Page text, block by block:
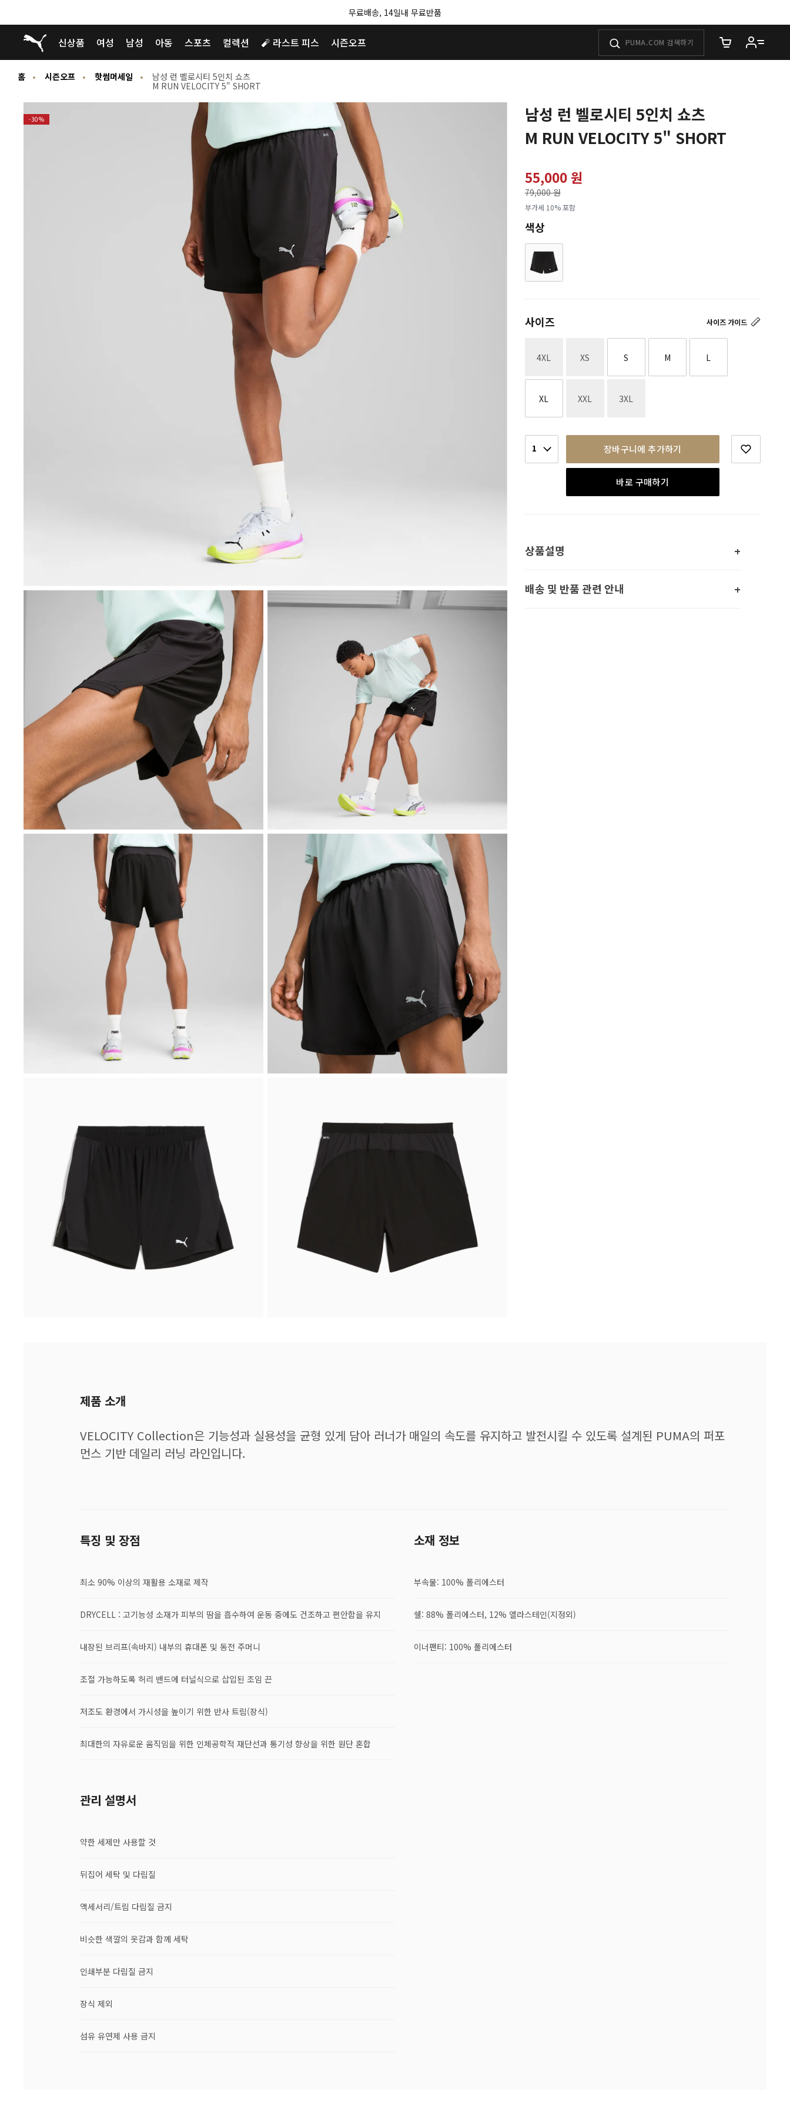
무료배송, 14일내 무료반품
푸마 홈
신상품 여성 남성 아동 스포츠 컬렉션 🧨 라스트 피스 시즌오프 장바구니에 담은
홈 시즌오프 핫썸머세일
남성 런 벨로시티 5인치 쇼츠
M RUN VELOCITY 5" SHORT
-30%
남성 런 벨로시티 5인치 쇼츠
M RUN VELOCITY 5" SHORT
55,000 원
79,000 원
로
부가세 10% 포함
색상
사이즈 가이드
사이즈
4XL 재고없음XS S M L
XL XXL 재고없음3XL
1 장바구니에 추가하기
바로 구매하기
상품설명
배송 및 반품 관련 안내
제품 소개
VELOCITY Collection은 기능성과 실용성을 균형 있게 담아 러너가 매일의 속도를 유지하고 발전시킬 수 있도록 설계된 PUMA의 퍼포
먼스 기반 데일리 러닝 라인입니다.
특징 및 장점
최소 90% 이상의 재활용 소재로 제작
DRYCELL : 고기능성 소재가 피부의 땀을 흡수하여 운동 중에도 건조하고 편안함을 유지
내장된 브리프(속바지) 내부의 휴대폰 및 동전 주머니
조절 가능하도록 허리 밴드에 터널식으로 삽입된 조임 끈
저조도 환경에서 가시성을 높이기 위한 반사 트림(장식)
최대한의 자유로운 움직임을 위한 인체공학적 재단선과 통기성 향상을 위한 원단 혼합
소재 정보
부속물: 100% 폴리에스터
쉘: 88% 폴리에스터, 12% 엘라스테인(지정외)
이너팬티: 100% 폴리에스터
관리 설명서
약한 세제만 사용할 것
뒤집어 세탁 및 다림질
액세서리/트림 다림질 금지
비슷한 색깔의 옷감과 함께 세탁
인쇄부분 다림질 금지
장식 제외
섬유 유연제 사용 금지